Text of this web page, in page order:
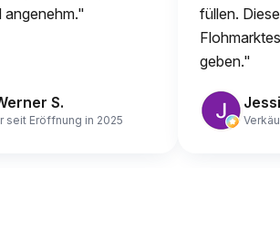
angenehm."
S.
seit Eröffnung in 2025
füllen.
geben."